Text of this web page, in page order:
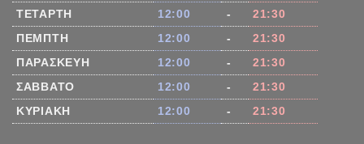
ΤΕΤΆΡΤΗ
12:00 -
21:30
ΠΈΜΠΤΗ
12:00 -
21:30
ΠΑΡΑΣΚΕΥΉ
12:00 -
21:30
ΣΆΒΒΑΤΟ
12:00 -
21:30
ΚΥΡΙΑΚΉ
12:00 - 21:30